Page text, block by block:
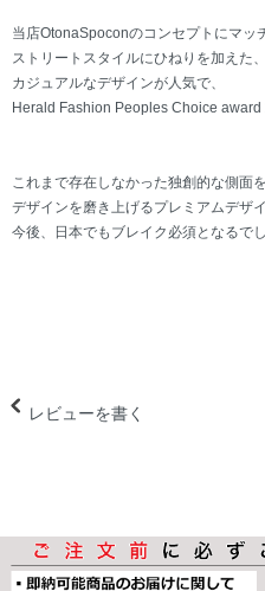
当店OtonaSpoconのコンセプトにマッ
ストリートスタイルにひねりを加えた、
カジュアルなデザインが人気で、
Herald Fashion Peoples Choice award
これまで存在しなかった独創的な側面を
デザインを磨き上げるプレミアムデザイ
今後、日本でもブレイク必須となるでし
レビューを書く